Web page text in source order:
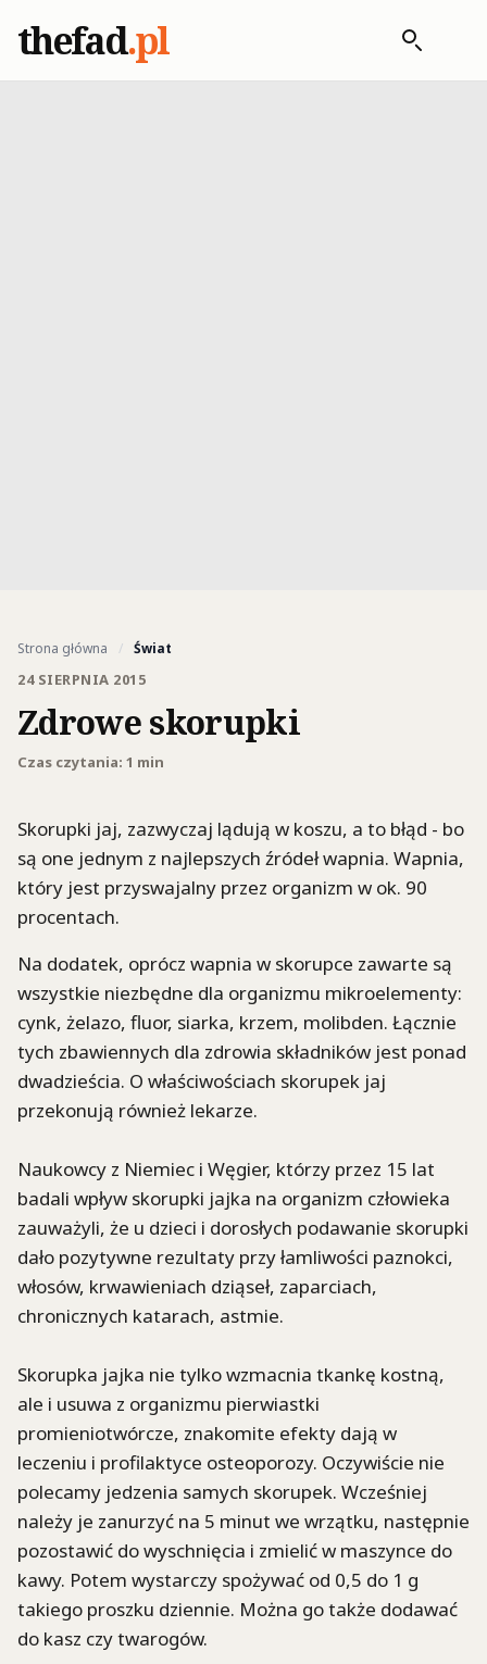
thefad.pl
Strona główna / Świat
24 SIERPNIA 2015
Zdrowe skorupki
Czas czytania: 1 min
Skorupki jaj, zazwyczaj lądują w koszu, a to błąd - bo
są one jednym z najlepszych źródeł wapnia. Wapnia,
który jest przyswajalny przez organizm w ok. 90
procentach.
Na dodatek, oprócz wapnia w skorupce zawarte są
wszystkie niezbędne dla organizmu mikroelementy:
cynk, żelazo, fluor, siarka, krzem, molibden. Łącznie
tych zbawiennych dla zdrowia składników jest ponad
dwadzieścia. O właściwościach skorupek jaj
przekonują również lekarze.
Naukowcy z Niemiec i Węgier, którzy przez 15 lat
badali wpływ skorupki jajka na organizm człowieka
zauważyli, że u dzieci i dorosłych podawanie skorupki
dało pozytywne rezultaty przy łamliwości paznokci,
włosów, krwawieniach dziąseł, zaparciach,
chronicznych katarach, astmie.
Skorupka jajka nie tylko wzmacnia tkankę kostną,
ale i usuwa z organizmu pierwiastki
promieniotwórcze, znakomite efekty dają w
leczeniu i profilaktyce osteoporozy. Oczywiście nie
polecamy jedzenia samych skorupek. Wcześniej
należy je zanurzyć na 5 minut we wrzątku, następnie
pozostawić do wyschnięcia i zmielić w maszynce do
kawy. Potem wystarczy spożywać od 0,5 do 1 g
takiego proszku dziennie. Można go także dodawać
do kasz czy twarogów.